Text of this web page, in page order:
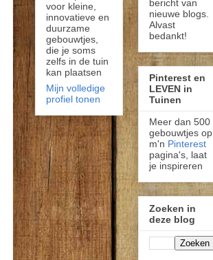
voor kleine,
innovatieve en
duurzame
gebouwtjes,
die je soms
zelfs in de tuin
kan plaatsen
Mijn volledige
profiel tonen
bericht van
nieuwe blogs.
Alvast
bedankt!
Pinterest en
LEVEN in
Tuinen
Meer dan 500
gebouwtjes op
m'n Pinterest
pagina's, laat
je inspireren
Zoeken in
deze blog